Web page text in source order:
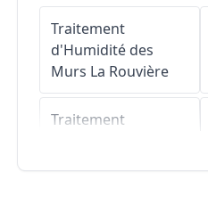
Traitement
d'Humidité des
Murs La Rouvière
Traitement